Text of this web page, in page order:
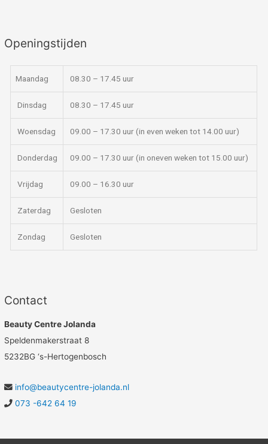
Openingstijden
Maandag 08.30 – 17.45 uur
Dinsdag 08.30 – 17.45 uur
Woensdag 09.00 – 17.30 uur (in even weken tot 14.00 uur)
Donderdag 09.00 – 17.30 uur (in oneven weken tot 15.00 uur)
Vrijdag 09.00 – 16.30 uur
Zaterdag Gesloten
Zondag Gesloten
Contact
Beauty Centre Jolanda
Speldenmakerstraat 8
5232BG ‘s-Hertogenbosch
info@beautycentre-jolanda.nl
073 -642 64 19